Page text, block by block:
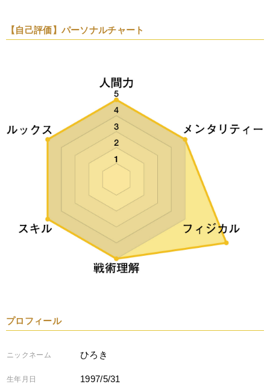
【自己評価】パーソナルチャート
プロフィール
ニックネーム ひろき
生年月日 1997/5/31